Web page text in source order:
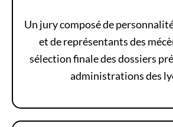
Un jury composé de
et de représentants des
sélection finale des dossiers
administrations des